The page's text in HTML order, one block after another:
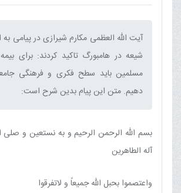
آیت الله العظمی مکارم شیرازی در پیامی به
شیعه در هامبورگ تاکید کردند: برای
مسلمین باید سطح فکری و فرهنگی
دهیم.‌ متن این پیام بدین شرح است:‌
بسم الله الرحمن الرحیم و به نستعین و صلی
آله الطاهرین
واعتصموا بحبل الله جمیعاً و لاتفرقوا